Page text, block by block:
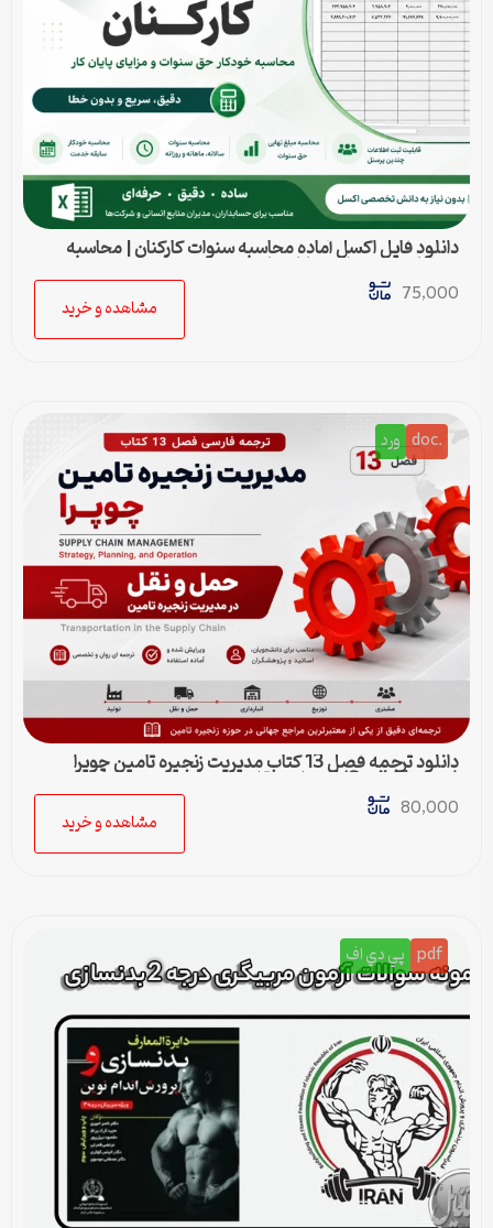
دانلود فایل اکسل آماده محاسبه سنوات کارکنان | محاسبه
خودکار حق سنوات و پایان کار
75,000
مشاهده و خرید
.doc ورد
دانلود ترجمه فصل 13 کتاب مدیریت زنجیره تامین چوپرا
(Sunil Chopra) | حمل و نقل در زنجیره تامین
80,000
مشاهده و خرید
pdf پي دي اف